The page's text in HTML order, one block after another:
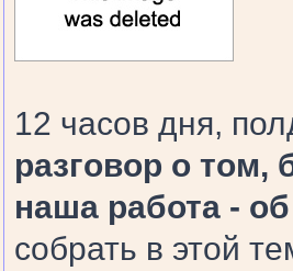
12 часов дня,
разговор о том,
наша работа -
собрать в этой